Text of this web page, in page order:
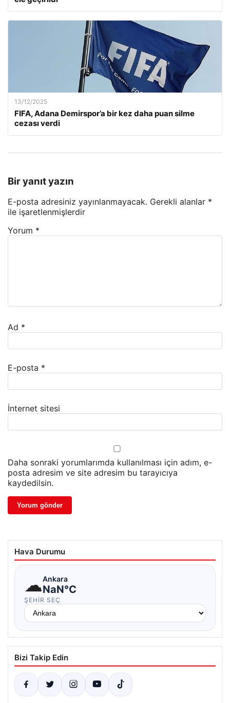
13/12/2025
FIFA, Adana Demirspor’a bir kez daha puan silme
cezası verdi
Bir yanıt yazın
E-posta adresiniz yayınlanmayacak. Gerekli alanlar *
ile işaretlenmişlerdir
Yorum *
Ad *
E-posta *
İnternet sitesi
Daha sonraki yorumlarımda kullanılması için adım, e-
posta adresim ve site adresim bu tarayıcıya
kaydedilsin.
Hava Durumu
☁Ankara
NaN°C
ŞEHIR SEÇ
Bizi Takip Edin